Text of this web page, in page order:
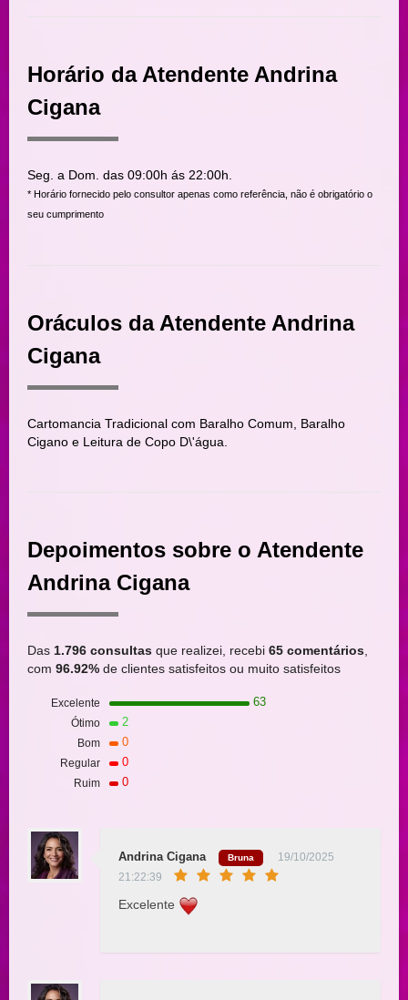
Horário da Atendente Andrina
Cigana
Seg. a Dom. das 09:00h ás 22:00h.
* Horário fornecido pelo consultor apenas como referência, não é obrigatório o
seu cumprimento
Oráculos da Atendente Andrina
Cigana
Cartomancia Tradicional com Baralho Comum, Baralho
Cigano e Leitura de Copo D\'água.
Depoimentos sobre o Atendente
Andrina Cigana
Das 1.796 consultas que realizei, recebi 65 comentários,
com 96.92% de clientes satisfeitos ou muito satisfeitos
Excelente 63
Ótimo 2
Bom 0
Regular 0
Ruim 0
Andrina Cigana Bruna
19/10/2025
21:22:39
Excelente